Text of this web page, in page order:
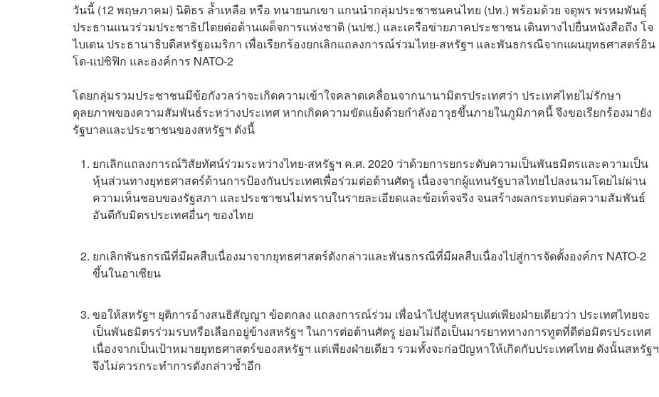
วันนี้ (12 พฤษภาคม) นิติธร ล้ำเหลือ หรือ ทนายนกเขา แกนนำกลุ่มประชาชนคนไทย (ปท.) พร้อมด้วย จตุพร พรหมพันธุ์
ประธานแนวร่วมประชาธิปไตยต่อต้านเผด็จการแห่งชาติ (นปช.) และเครือข่ายภาคประชาชน เดินทางไปยื่นหนังสือถึง โจ
ไบเดน ประธานาธิบดีสหรัฐอเมริกา เพื่อเรียกร้องยกเลิกแถลงการณ์ร่วมไทย-สหรัฐฯ และพันธกรณีจากแผนยุทธศาสตร์อิน
โด-แปซิฟิก และองค์การ NATO-2
โดยกลุ่มรวมประชาชนมีข้อกังวลว่าจะเกิดความเข้าใจคลาดเคลื่อนจากนานามิตรประเทศว่า ประเทศไทยไม่รักษา
ดุลยภาพของความสัมพันธ์ระหว่างประเทศ หากเกิดความขัดแย้งด้วยกำลังอาวุธขึ้นภายในภูมิภาคนี้ จึงขอเรียกร้องมายัง
รัฐบาลและประชาชนของสหรัฐฯ ดังนี้
ยกเลิกแถลงการณ์วิสัยทัศน์ร่วมระหว่างไทย-สหรัฐฯ ค.ศ. 2020 ว่าด้วยการยกระดับความเป็นพันธมิตรและความเป็น
หุ้นส่วนทางยุทธศาสตร์ด้านการป้องกันประเทศเพื่อร่วมต่อต้านศัตรู เนื่องจากผู้แทนรัฐบาลไทยไปลงนามโดยไม่ผ่าน
ความเห็นชอบของรัฐสภา และประชาชนไม่ทราบในรายละเอียดและข้อเท็จจริง จนสร้างผลกระทบต่อความสัมพันธ์
อันดีกับมิตรประเทศอื่นๆ ของไทย
ยกเลิกพันธกรณีที่มีผลสืบเนื่องมาจากยุทธศาสตร์ดังกล่าวและพันธกรณีที่มีผลสืบเนื่องไปสู่การจัดตั้งองค์กร NATO-2
ขึ้นในอาเซียน
ขอให้สหรัฐฯ ยุติการอ้างสนธิสัญญา ข้อตกลง แถลงการณ์ร่วม เพื่อนำไปสู่บทสรุปแต่เพียงฝ่ายเดียวว่า ประเทศไทยจะ
เป็นพันธมิตรร่วมรบหรือเลือกอยู่ข้างสหรัฐฯ ในการต่อต้านศัตรู ย่อมไม่ถือเป็นมารยาททางการทูตที่ดีต่อมิตรประเทศ
เนื่องจากเป็นเป้าหมายยุทธศาสตร์ของสหรัฐฯ แต่เพียงฝ่ายเดียว รวมทั้งจะก่อปัญหาให้เกิดกับประเทศไทย ดังนั้นสหรัฐฯ
จึงไม่ควรกระทำการดังกล่าวซ้ำอีก